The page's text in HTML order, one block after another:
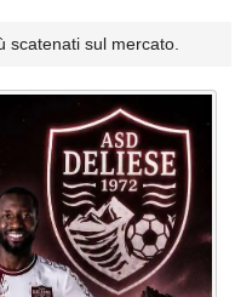
scatenati sul mercato.